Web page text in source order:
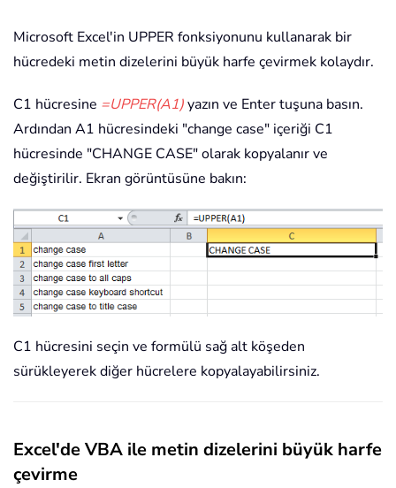
Microsoft Excel'in UPPER fonksiyonunu kullanarak bir
hücredeki metin dizelerini büyük harfe çevirmek kolaydır.
C1 hücresine =UPPER(A1)yazın ve Enter tuşuna basın.
Ardından A1 hücresindeki "change case" içeriği C1
hücresinde "CHANGE CASE" olarak kopyalanır ve
değiştirilir. Ekran görüntüsüne bakın:
C1 hücresini seçin ve formülü sağ alt köşeden
sürükleyerek diğer hücrelere kopyalayabilirsiniz.
Excel'de VBA ile metin dizelerini büyük harfe
çevirme